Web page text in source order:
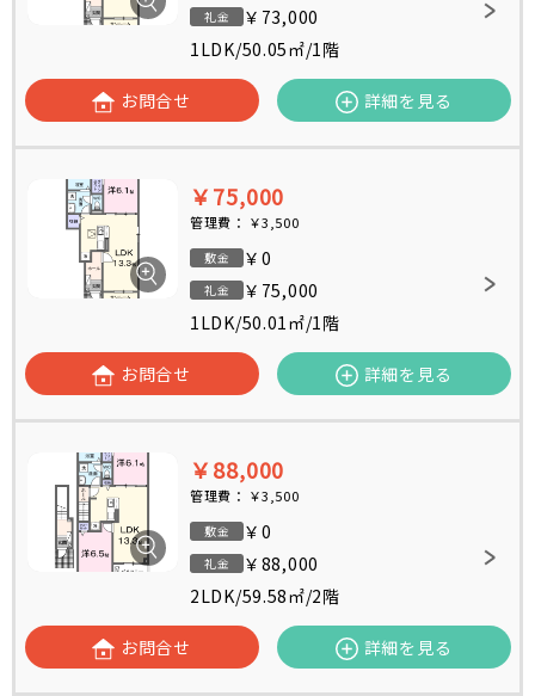
礼金
￥73,000
1LDK/50.05㎡/1階
お問合せ 詳細を見る
￥75,000
管理費： ￥3,500
敷金 ￥0
礼金
￥75,000
1LDK/50.01㎡/1階
お問合せ 詳細を見る
￥88,000
管理費： ￥3,500
敷金 ￥0
礼金
￥88,000
2LDK/59.58㎡/2階
お問合せ 詳細を見る